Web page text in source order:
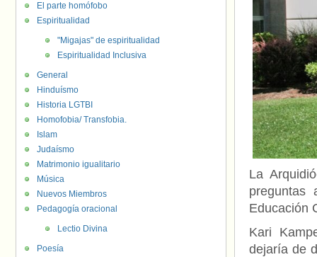
La
Educación
Kari
dejaría de
El parte homófobo
Espiritualidad
"Migajas" de espiritualidad
Espiritualidad Inclusiva
General
Hinduísmo
Historia LGTBI
Homofobia/ Transfobia.
Islam
Judaísmo
Matrimonio igualitario
Música
Nuevos Miembros
Pedagogía oracional
Lectio Divina
Poesía